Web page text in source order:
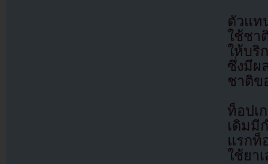
ตัวแท
ใช้ชา
ให้บริ
ซึ่งมีผ
ชาติข
ท็อปเ
เดิมมี
แรกท็
ใช้ยา